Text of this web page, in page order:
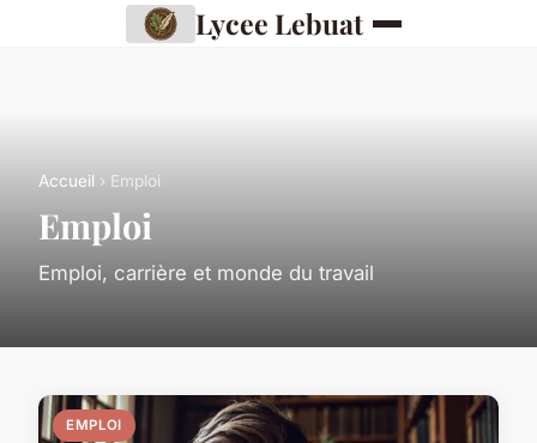
Lycee Lebuat
Accueil › Emploi
Emploi
Emploi, carrière et monde du travail
EMPLOI